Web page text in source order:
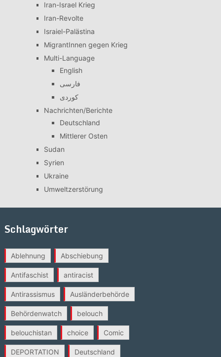
Iran-Israel Krieg
Iran-Revolte
Israiel-Palästina
MigrantInnen gegen Krieg
Multi-Language
English
فارسی
کوردی
Nachrichten/Berichte
Deutschland
Mittlerer Osten
Sudan
Syrien
Ukraine
Umweltzerstörung
Schlagwörter
Ablehnung Abschiebung
Antifaschist antiracist
Antirassismus Ausländerbehörde
Behördenwatch belouch
belouchistan choice Comic
DEPORTATION Deutschland